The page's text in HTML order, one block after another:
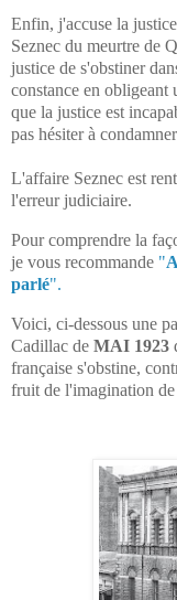
Enfin, j'accuse la
Seznec du meurtre de
justice de s'obstiner
constance en
que la justice est
pas hésiter à
L'affaire Seznec est
l'erreur judiciaire.
Pour comprendre la
je vous recommande "
parlé".
Voici, ci-dessous une
Cadillac de MAI 1923
française s'obstine,
fruit de l'imagination de